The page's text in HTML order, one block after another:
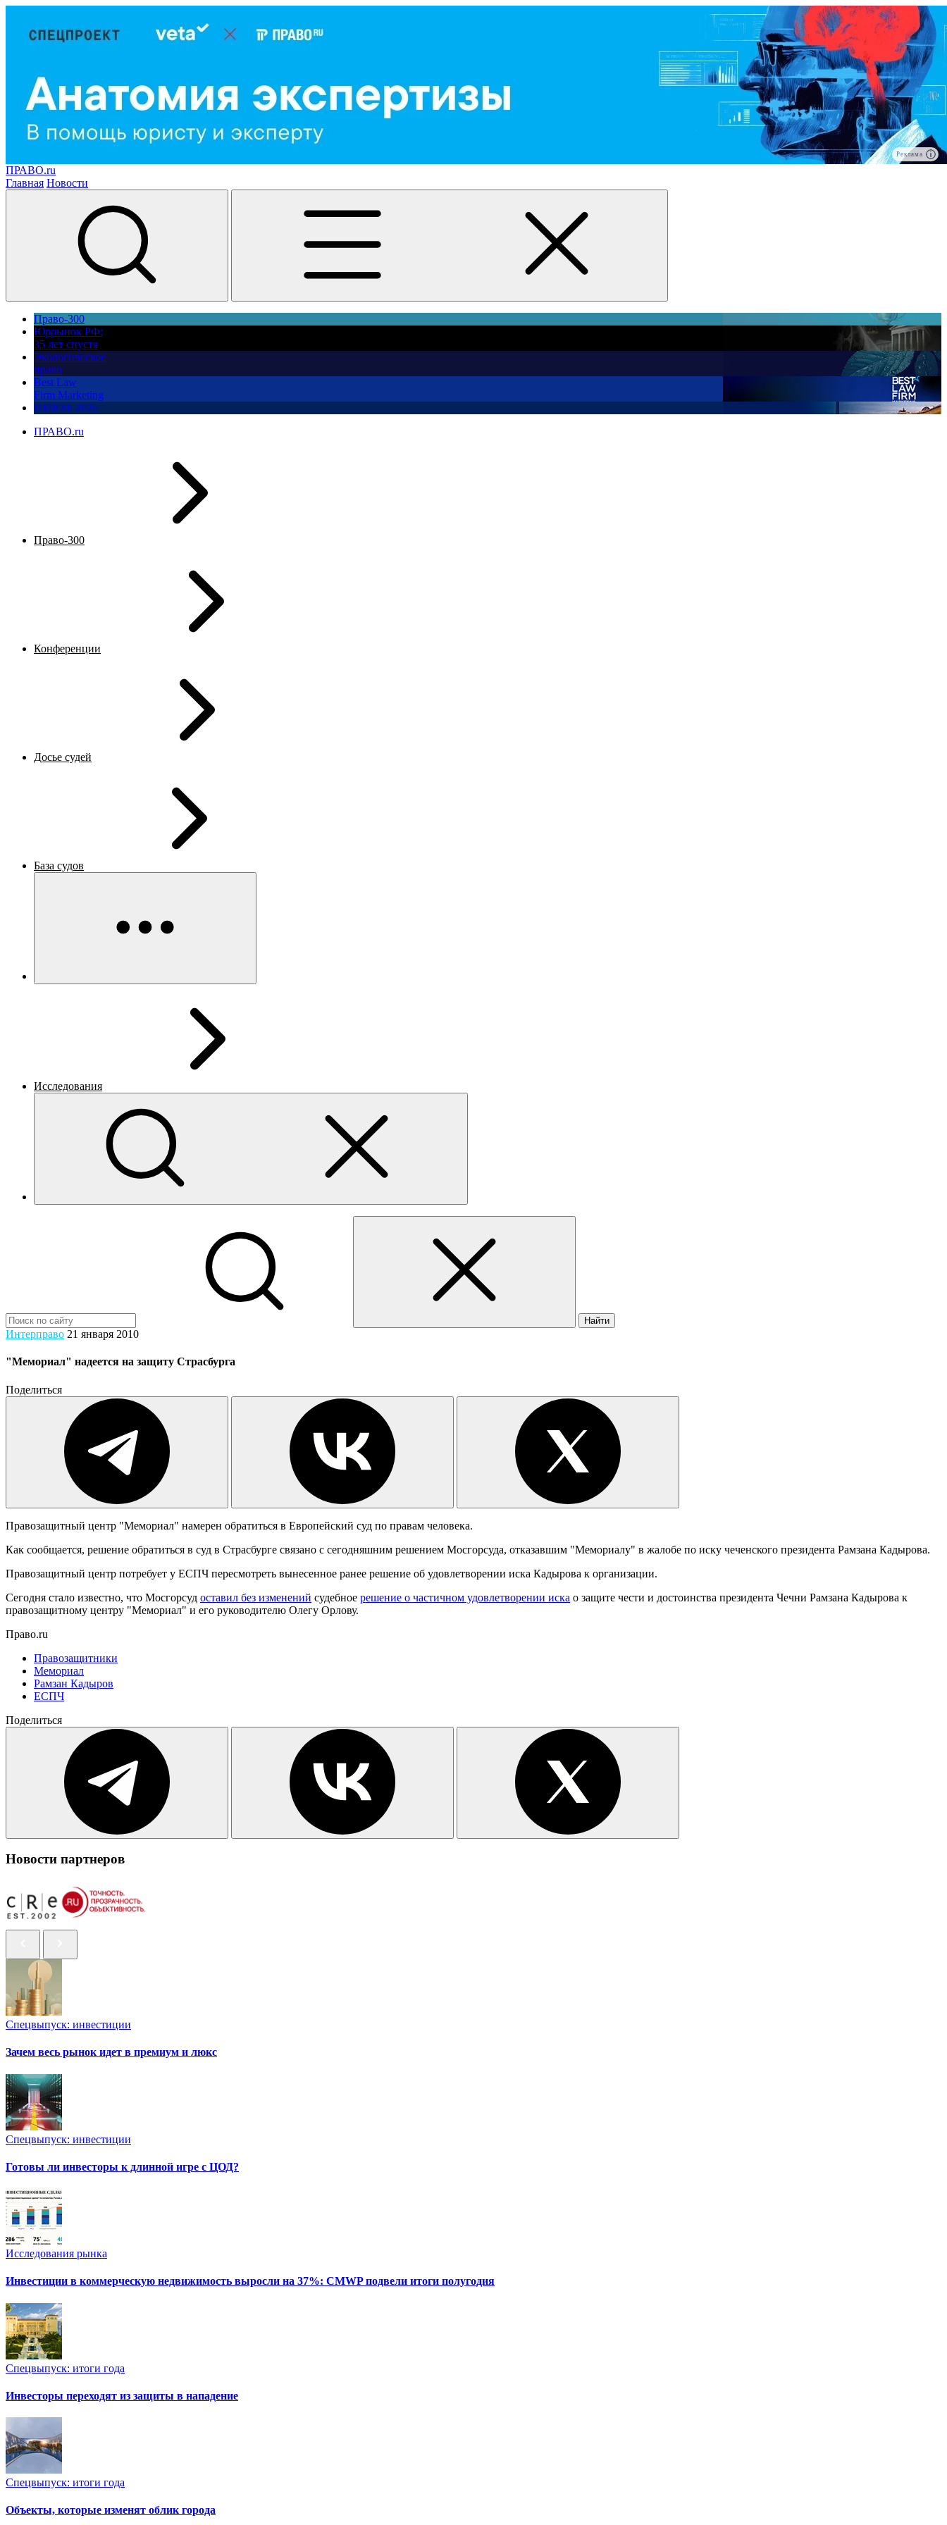
Реклама
ПРАВО.ru
Главная Новости
Право-300
Юррынок РФ:
35 лет спустя
Экологическое
право
Best Law
Firm Marketing
ПМЮФ 2026
ПРАВО.ru
Право-300
Конференции
Досье судей
База судов
Исследования
Найти
Интерправо 21 января 2010
"Мемориал" надеется на защиту Страсбурга
Поделиться
Правозащитный центр "Мемориал" намерен обратиться в Европейский суд по правам человека.
Как сообщается, решение обратиться в суд в Страсбурге связано с сегодняшним решением Мосгорсуда, отказавшим "Мемориалу" в жалобе по иску чеченского президента Рамзана Кадырова.
Правозащитный центр потребует у ЕСПЧ пересмотреть вынесенное ранее решение об удовлетворении иска Кадырова к организации.
Сегодня стало известно, что Мосгорсуд оставил без изменений судебное решение о частичном удовлетворении иска о защите чести и достоинства президента Чечни Рамзана Кадырова к
правозащитному центру "Мемориал" и его руководителю Олегу Орлову.
Право.ru
Правозащитники
Мемориал
Рамзан Кадыров
ЕСПЧ
Поделиться
Новости партнеров
Спецвыпуск: инвестиции
Зачем весь рынок идет в премиум и люкс
Спецвыпуск: инвестиции
Готовы ли инвесторы к длинной игре с ЦОД?
Исследования рынка
Инвестиции в коммерческую недвижимость выросли на 37%: CMWP подвели итоги полугодия
Спецвыпуск: итоги года
Инвесторы переходят из защиты в нападение
Спецвыпуск: итоги года
Объекты, которые изменят облик города